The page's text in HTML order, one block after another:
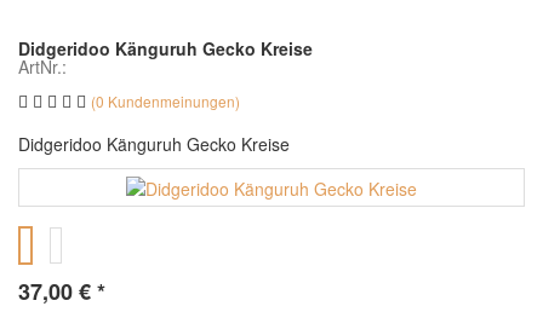
Didgeridoo Känguruh Gecko Kreise
ArtNr.:
(0 Kundenmeinungen)
Didgeridoo Känguruh Gecko Kreise
37,00€*